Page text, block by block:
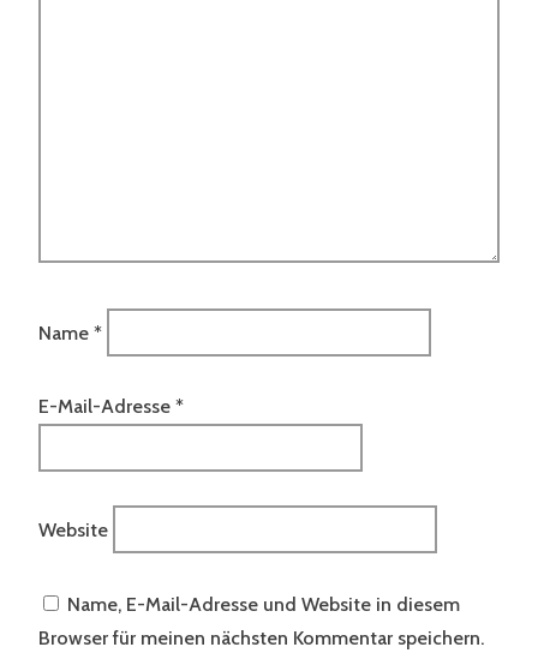
Name *
E-Mail-Adresse *
Website
Name, E-Mail-Adresse und Website in diesem
Browser für meinen nächsten Kommentar speichern.